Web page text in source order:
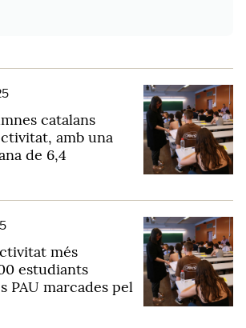
catalans
amb una
de 6,4
més
estudiants
PAU marcades pel